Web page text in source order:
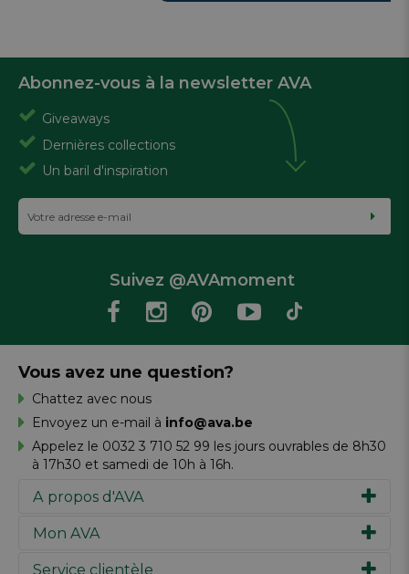
Abonnez-vous à la newsletter AVA
Giveaways
Dernières collections
Un baril d'inspiration
Suivez @AVAmoment
A propos d'AVA
Notre histoire
Mon AVA
Inspiration
Service clientèle
Vous avez une question?
Chattez avec nous
Envoyez un e-mail à info@ava.be
Appelez le 0032 3 710 52 99 les jours ouvrables de 8h30
à 17h30 et samedi de 10h à 16h.